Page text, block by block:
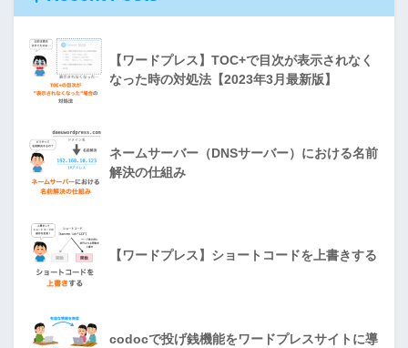
【ワードプレス】TOC+で目次が表示されなく
なった時の対処法【2023年3月最新版】
ネームサーバー（DNSサーバー）における名前
解決の仕組み
【ワードプレス】ショートコードを上書きする
codocで投げ銭機能をワードプレスサイトに導